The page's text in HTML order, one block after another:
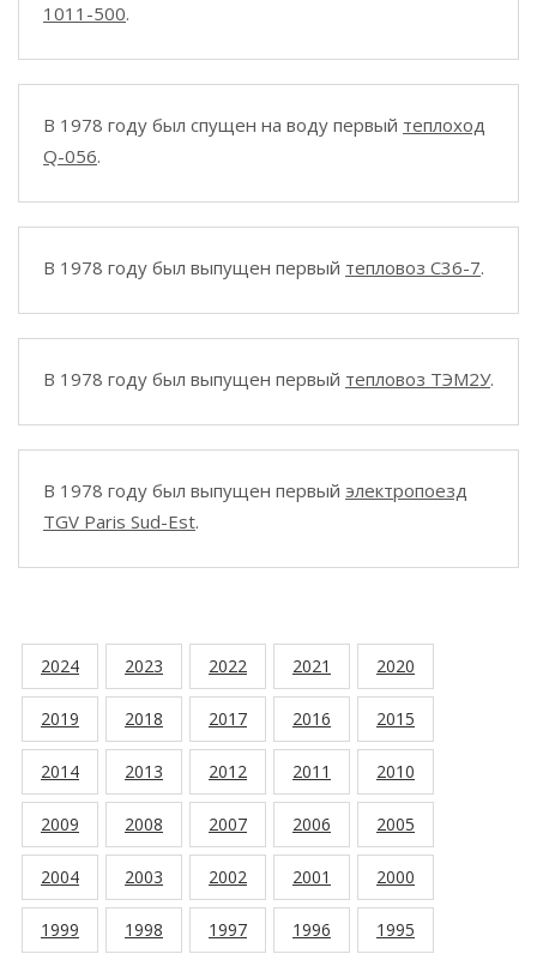
1011-500.
В 1978 году был спущен на воду первый теплоход
Q-056.
В 1978 году был выпущен первый тепловоз C36-7.
В 1978 году был выпущен первый тепловоз ТЭМ2У.
В 1978 году был выпущен первый электропоезд
TGV Paris Sud-Est.
2024 2023 2022 2021 2020
2019 2018 2017 2016 2015
2014 2013 2012 2011 2010
2009 2008 2007 2006 2005
2004 2003 2002 2001 2000
1999 1998 1997 1996 1995